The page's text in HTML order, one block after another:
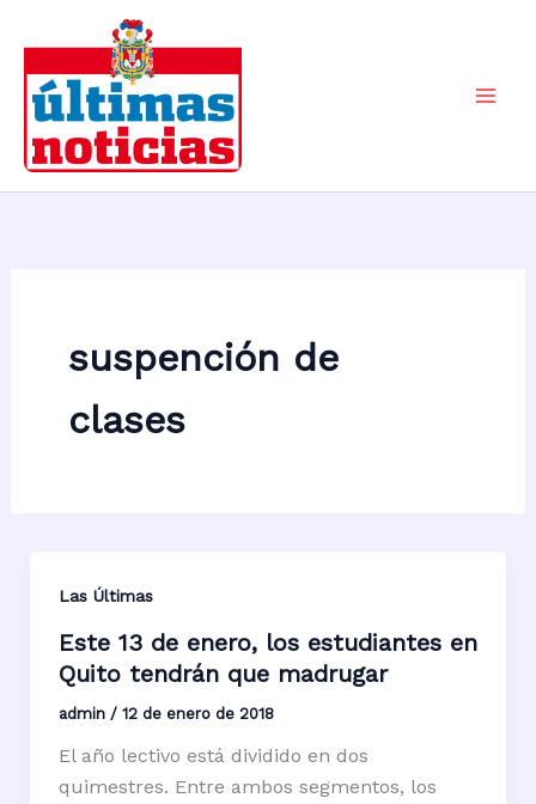
contenido
suspención de
clases
Las Últimas
Este 13 de enero, los estudiantes en
Quito tendrán que madrugar
admin / 12 de enero de 2018
El año lectivo está dividido en dos
quimestres. Entre ambos segmentos, los